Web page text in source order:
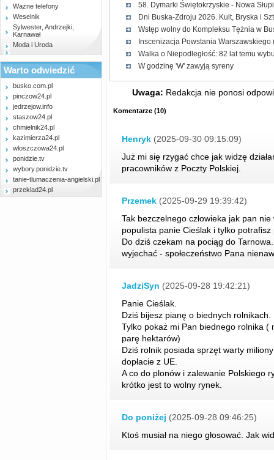
Ważne telefony
Weselnik
Sylwester, Andrzejki,
Karnawał
Moda i Uroda
Warto odwiedzić
busko.com.pl
pinczow24.pl
jedrzejow.info
staszow24.pl
chmielnik24.pl
kazimierza24.pl
wloszczowa24.pl
ponidzie.tv
wybory.ponidzie.tv
tanie-tlumaczenia-angielski.pl
przeklad24.pl
58. Dymarki Świętokrzyskie - Nowa
Dni Buska-Zdroju 2026. Kult, Bryska i
Wstęp wolny do Kompleksu Tężnia w
Inscenizacja Powstania Warszawskiego
Walka o Niepodległość: 82 lat temu
W godzinę 'W' zawyją syreny
Uwaga: Redakcja nie ponosi
Komentarze (10)
Henryk (2025-09-30 09:15:09)
Już mi się rzygać chce jak widzę
pracowników z Poczty Polskiej.
Przemek (2025-09-29 19:39:42)
Tak bezczelnego człowieka jak pan
populista panie Cieślak i tylko
Do dziś czekam na pociąg do
wyjechać - społeczeństwo Pana
JadziSyn (2025-09-28 19:42:21)
Panie Cieślak.
Dziś bijesz pianę o biednych rolnikach.
Tylko pokaż mi Pan biednego rolnika (
parę hektarów)
Dziś rolnik posiada sprzęt warty
dopłacie z UE.
A co do plonów i zalewanie Polskiego
krótko jest to wolny rynek.
Do poniżej (2025-09-28 09:46:25)
Ktoś musiał na niego głosować. Jak